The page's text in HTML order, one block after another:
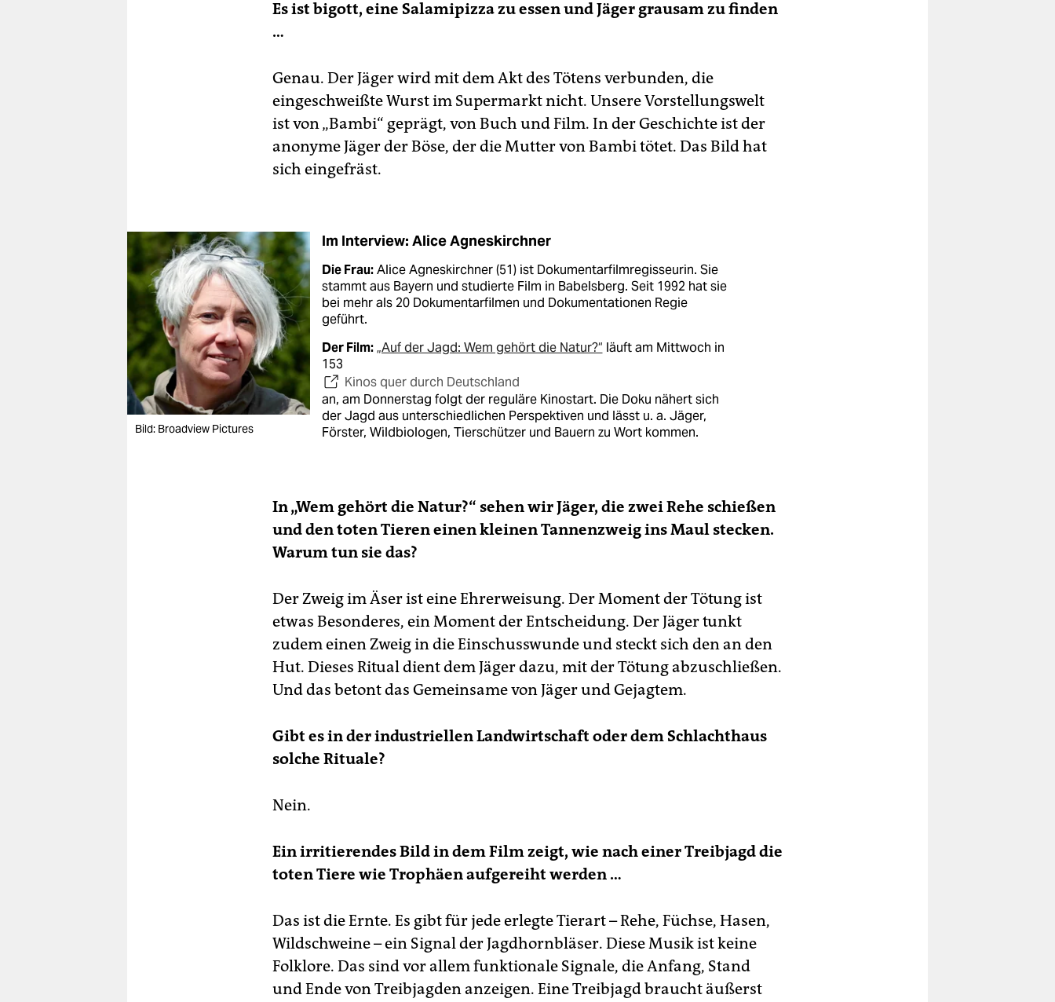
Es ist bigott, eine Salamipizza zu essen und Jäger grausam zu finden
…
Genau. Der Jäger wird mit dem Akt des Tötens verbunden, die
eingeschweißte Wurst im Supermarkt nicht. Unsere Vorstellungswelt
ist von „Bambi“ geprägt, von Buch und Film. In der Geschichte ist der
anonyme Jäger der Böse, der die Mutter von Bambi tötet. Das Bild hat
sich eingefräst.
Bild: Broadview Pictures
Im Interview: Alice Agneskirchner
Die Frau:Alice Agneskirchner (51) ist Dokumentarfilmregisseurin. Sie
stammt aus Bayern und studierte Film in Babelsberg. Seit 1992 hat sie
bei mehr als 20 Dokumentarfilmen und Dokumentationen Regie
geführt.
Der Film: „Auf der Jagd: Wem gehört die Natur?“ läuft am Mittwoch in
153
Kinos quer durch Deutschland
an, am Donnerstag folgt der reguläre Kinostart. Die Doku nähert sich
der Jagd aus unterschiedlichen Perspektiven und lässt u. a. Jäger,
Förster, Wildbiologen, Tierschützer und Bauern zu Wort kommen.
In „Wem gehört die Natur?“ sehen wir Jäger, die zwei Rehe schießen
und den toten Tieren einen kleinen Tannenzweig ins Maul stecken.
Warum tun sie das?
Der Zweig im Äser ist eine Ehrerweisung. Der Moment der Tötung ist
etwas Besonderes, ein Moment der Entscheidung. Der Jäger tunkt
zudem einen Zweig in die Einschusswunde und steckt sich den an den
Hut. Dieses Ritual dient dem Jäger dazu, mit der Tötung abzuschließen.
Und das betont das Gemeinsame von Jäger und Gejagtem.
Gibt es in der industriellen Landwirtschaft oder dem Schlachthaus
solche Rituale?
Nein.
Ein irritierendes Bild in dem Film zeigt, wie nach einer Treibjagd die
toten Tiere wie Trophäen aufgereiht werden …
Das ist die Ernte. Es gibt für jede erlegte Tierart – Rehe, Füchse, Hasen,
Wildschweine – ein Signal der Jagdhornbläser. Diese Musik ist keine
Folklore. Das sind vor allem funktionale Signale, die Anfang, Stand
und Ende von Treibjagden anzeigen. Eine Treibjagd braucht äußerst